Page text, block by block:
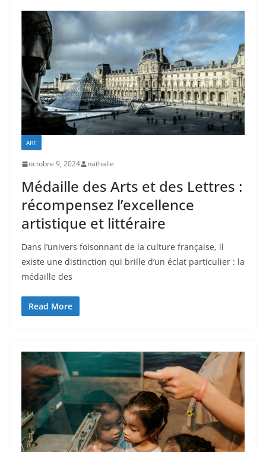
ART
octobre 9, 2024 nathalie
Médaille des Arts et des Lettres :
récompensez l’excellence
artistique et littéraire
Dans l’univers foisonnant de la culture française, il
existe une distinction qui brille d’un éclat particulier : la
médaille des
Read More